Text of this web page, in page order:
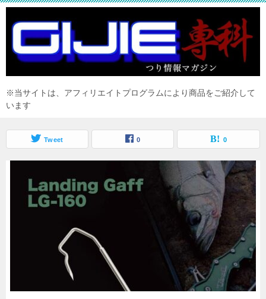
※当サイトは、アフィリエイトプログラムにより商品をご紹介して
います
Tweet 0 0